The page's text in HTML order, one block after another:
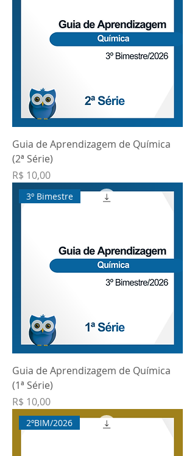
Guia de Aprendizagem de Química
(2ª Série)
Preço
R$ 10,00
3º Bimestre
Guia de Aprendizagem de Química
(1ª Série)
Preço
R$ 10,00
2ºBIM/2026